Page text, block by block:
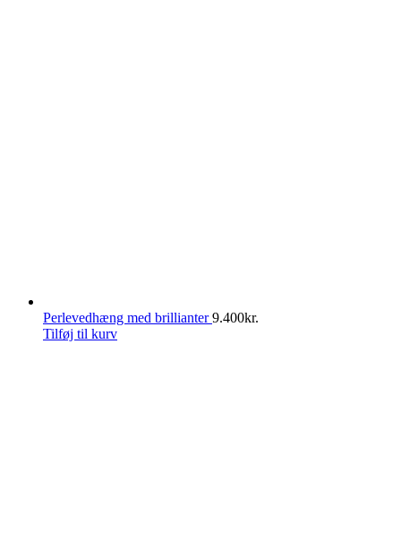
Perlevedhæng med brillianter9.400kr.
Tilføj til kurv